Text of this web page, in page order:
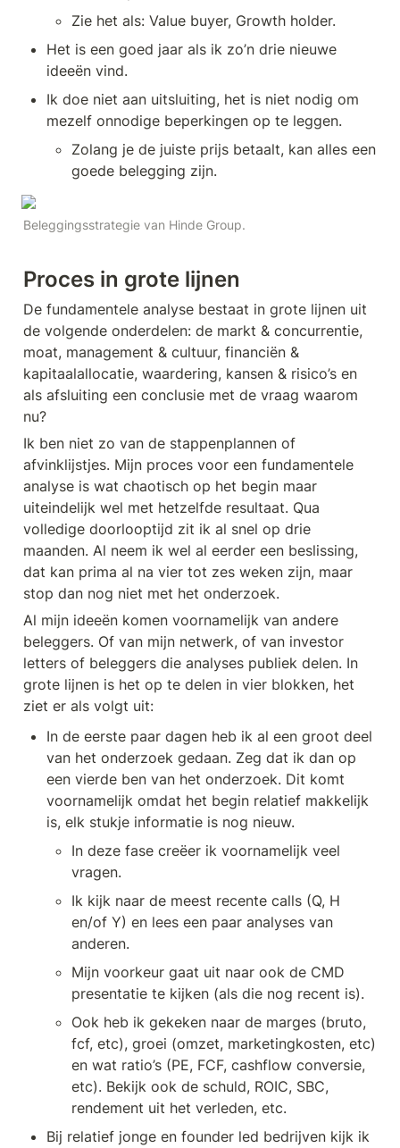
Zie het als: Value buyer, Growth holder.
Het is een goed jaar als ik zo’n drie nieuwe
ideeën vind.
Ik doe niet aan uitsluiting, het is niet nodig om
mezelf onnodige beperkingen op te leggen.
Zolang je de juiste prijs betaalt, kan alles een
goede belegging zijn.
Beleggingsstrategie van Hinde Group.
Proces in grote lijnen
De fundamentele analyse bestaat in grote lijnen uit
de volgende onderdelen: de markt & concurrentie,
moat, management & cultuur, financiën &
kapitaalallocatie, waardering, kansen & risico’s en
als afsluiting een conclusie met de vraag waarom
nu?
Ik ben niet zo van de stappenplannen of
afvinklijstjes. Mijn proces voor een fundamentele
analyse is wat chaotisch op het begin maar
uiteindelijk wel met hetzelfde resultaat. Qua
volledige doorlooptijd zit ik al snel op drie
maanden. Al neem ik wel al eerder een beslissing,
dat kan prima al na vier tot zes weken zijn, maar
stop dan nog niet met het onderzoek.
Al mijn ideeën komen voornamelijk van andere
beleggers. Of van mijn netwerk, of van investor
letters of beleggers die analyses publiek delen. In
grote lijnen is het op te delen in vier blokken, het
ziet er als volgt uit:
In de eerste paar dagen heb ik al een groot deel
van het onderzoek gedaan. Zeg dat ik dan op
een vierde ben van het onderzoek. Dit komt
voornamelijk omdat het begin relatief makkelijk
is, elk stukje informatie is nog nieuw.
In deze fase creëer ik voornamelijk veel
vragen.
Ik kijk naar de meest recente calls (Q, H
en/of Y) en lees een paar analyses van
anderen.
Mijn voorkeur gaat uit naar ook de CMD
presentatie te kijken (als die nog recent is).
Ook heb ik gekeken naar de marges (bruto,
fcf, etc), groei (omzet, marketingkosten, etc)
en wat ratio’s (PE, FCF, cashflow conversie,
etc). Bekijk ook de schuld, ROIC, SBC,
rendement uit het verleden, etc.
Bij relatief jonge en founder led bedrijven kijk ik